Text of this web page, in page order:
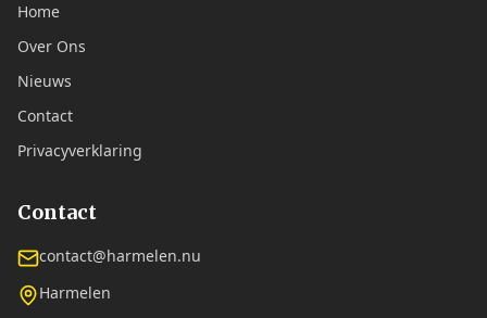
Home
Over Ons
Nieuws
Contact
Privacyverklaring
Contact
contact@harmelen.nu
Harmelen